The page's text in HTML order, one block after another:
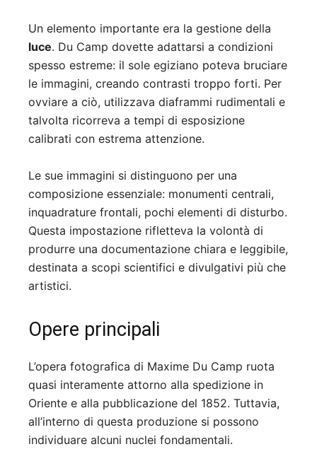
Un elemento importante era la gestione della
luce. Du Camp dovette adattarsi a condizioni
spesso estreme: il sole egiziano poteva bruciare
le immagini, creando contrasti troppo forti. Per
ovviare a ciò, utilizzava diaframmi rudimentali e
talvolta ricorreva a tempi di esposizione
calibrati con estrema attenzione.
Le sue immagini si distinguono per una
composizione essenziale: monumenti centrali,
inquadrature frontali, pochi elementi di disturbo.
Questa impostazione rifletteva la volontà di
produrre una documentazione chiara e leggibile,
destinata a scopi scientifici e divulgativi più che
artistici.
Opere principali
L’opera fotografica di Maxime Du Camp ruota
quasi interamente attorno alla spedizione in
Oriente e alla pubblicazione del 1852. Tuttavia,
all’interno di questa produzione si possono
individuare alcuni nuclei fondamentali.